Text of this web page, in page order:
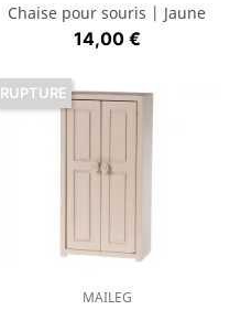
Chaise pour souris | Jaune
Prix
14,00 €
MAILEG
RUPTURE